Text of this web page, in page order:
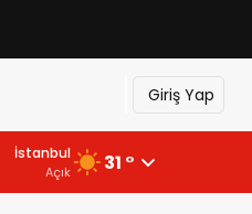
Giriş Yap
İstanbul
Açık 31 °